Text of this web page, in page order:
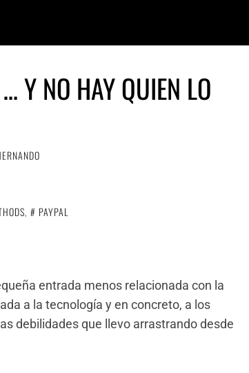
Y NO HAY QUIEN LO
, PAYPAL
entrada menos relacionada con la
a la tecnología y en concreto, a los
debilidades que llevo arrastrando desde